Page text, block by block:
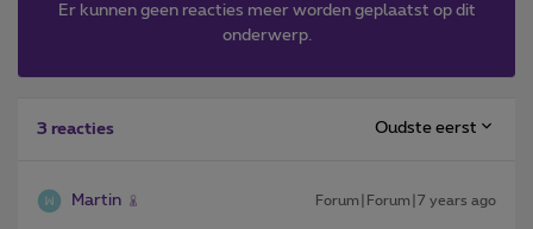
Er kunnen geen reacties meer worden geplaatst op dit
onderwerp.
3 reacties Oudste eerst
Martin Forum|Forum|7 years ago